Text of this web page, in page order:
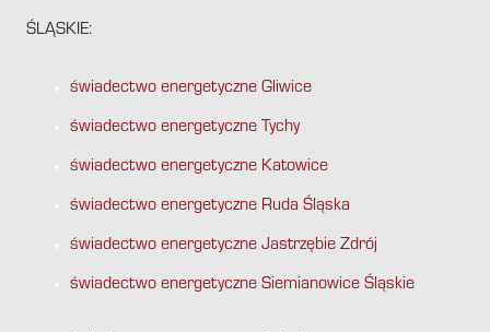
ŚLĄSKIE:
świadectwo energetyczne Gliwice
świadectwo energetyczne Tychy
świadectwo energetyczne Katowice
świadectwo energetyczne Ruda Śląska
świadectwo energetyczne Jastrzębie Zdrój
świadectwo energetyczne Siemianowice Śląskie